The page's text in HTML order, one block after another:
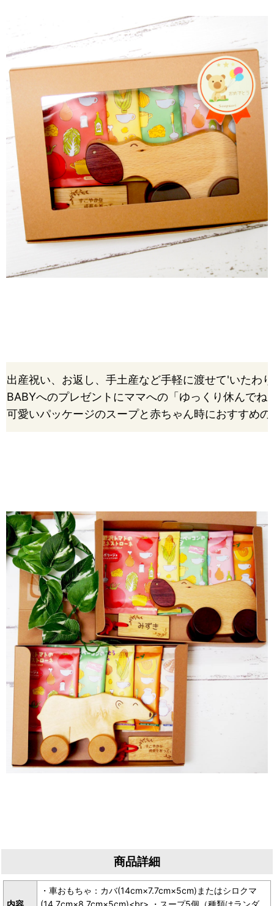
出産祝い、お返し、手土産など手軽に渡せて'いたわ
BABYへのプレゼントにママへの「ゆっくり休んで
可愛いパッケージのスープと赤ちゃん時におすすめ
商品詳細
内容
・車おもちゃ：カバ(14cm×7.7cm×5cm)またはシロクマ
(14.7cm×8.7cm×5cm)<br> ・スープ5個（種類はランダ